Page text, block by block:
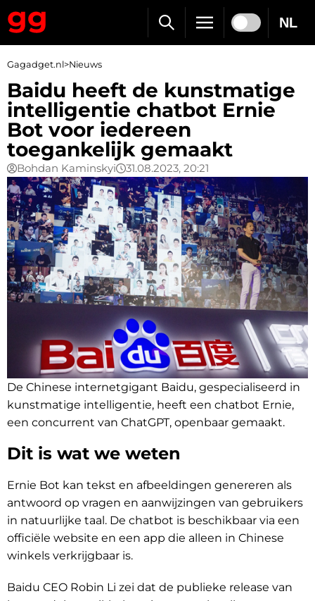
NL
Gagadget.nl>Nieuws
Baidu heeft de kunstmatige
intelligentie chatbot Ernie
Bot voor iedereen
toegankelijk gemaakt
Bohdan Kaminskyi 31.08.2023, 20:21
De Chinese internetgigant Baidu, gespecialiseerd in
kunstmatige intelligentie, heeft een chatbot Ernie,
een concurrent van ChatGPT, openbaar gemaakt.
Dit is wat we weten
Ernie Bot kan tekst en afbeeldingen genereren als
antwoord op vragen en aanwijzingen van gebruikers
in natuurlijke taal. De chatbot is beschikbaar via een
officiële website en een app die alleen in Chinese
winkels verkrijgbaar is.
Baidu CEO Robin Li zei dat de publieke release van